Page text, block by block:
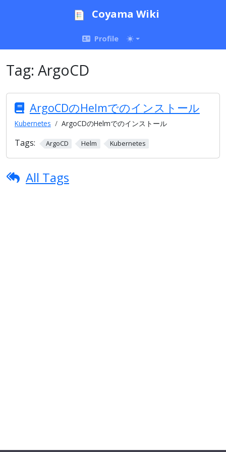
Coyama Wiki
Profile
Tag: ArgoCD
ArgoCDのHelmでのインストール
Kubernetes ArgoCDのHelmでのインストール
Tags: ArgoCD Helm Kubernetes
All Tags